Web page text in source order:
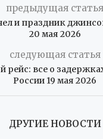
предыдущая статья
и праздник
20 мая 2026
следующая статья
рейс: все о
России 19 мая 2026
ДРУГИЕ НОВОСТИ